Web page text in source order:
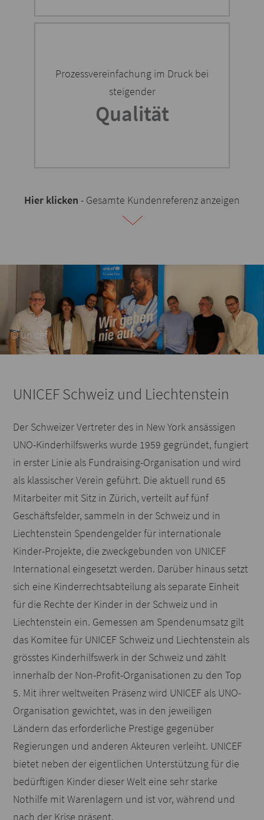
Prozessvereinfachung im Druck bei
steigender
Qualität
Hier klicken - Gesamte Kundenreferenz anzeigen
© unicef
UNICEF Schweiz und Liechtenstein
Der Schweizer Vertreter des in New York ansässigen
UNO-Kinderhilfswerks wurde 1959 gegründet, fungiert
in erster Linie als Fundraising-Organisation und wird
als klassischer Verein geführt. Die aktuell rund 65
Mitarbeiter mit Sitz in Zürich, verteilt auf fünf
Geschäftsfelder, sammeln in der Schweiz und in
Liechtenstein Spendengelder für internationale
Kinder-Projekte, die zweckgebunden von UNICEF
International eingesetzt werden. Darüber hinaus setzt
sich eine Kinderrechtsabteilung als separate Einheit
für die Rechte der Kinder in der Schweiz und in
Liechtenstein ein. Gemessen am Spendenumsatz gilt
das Komitee für UNICEF Schweiz und Liechtenstein als
grösstes Kinderhilfswerk in der Schweiz und zählt
innerhalb der Non-Profit-Organisationen zu den Top
5. Mit ihrer weltweiten Präsenz wird UNICEF als UNO-
Organisation gewichtet, was in den jeweiligen
Ländern das erforderliche Prestige gegenüber
Regierungen und anderen Akteuren verleiht. UNICEF
bietet neben der eigentlichen Unterstützung für die
bedürftigen Kinder dieser Welt eine sehr starke
Nothilfe mit Warenlagern und ist vor, während und
nach der Krise präsent.